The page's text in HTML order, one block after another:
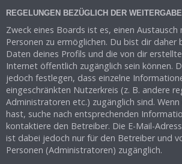
REGELUNGEN BEZÜGLICH DER
Zweck eines Boards ist es, einen Austausch
Personen zu ermöglichen. Du bist dir daher
Daten deines Profils und die von dir
Internet öffentlich zugänglich sein können.
jedoch festlegen, dass einzelne
eingeschränkten Nutzerkreis (z. B. andere
Administratoren etc.) zugänglich sind.
hast, suche nach entsprechenden
kontaktiere den Betreiber. Die E-Mail-
ist dabei jedoch nur für den Betreiber und
Personen (Administratoren) zugänglich.